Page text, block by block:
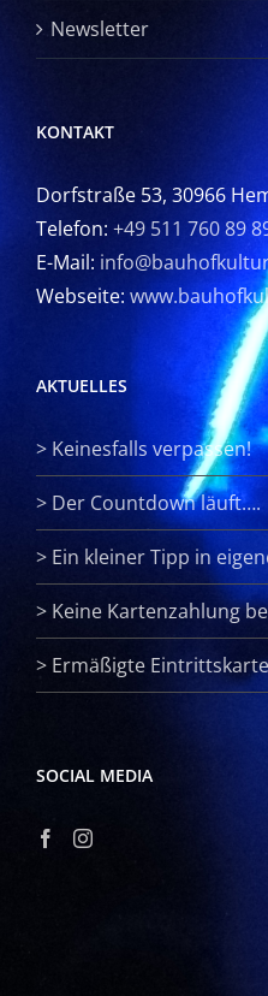
Newsletter
KONTAKT
Dorfstraße 53, 30966
Telefon: +49 511 760 89
E-Mail:
Webseite:
AKTUELLES
> Keinesfalls verpassen!
> Der Countdown läuft….
> Ein kleiner Tipp in
> Keine Kartenzahlung
> Ermäßigte
SOCIAL MEDIA